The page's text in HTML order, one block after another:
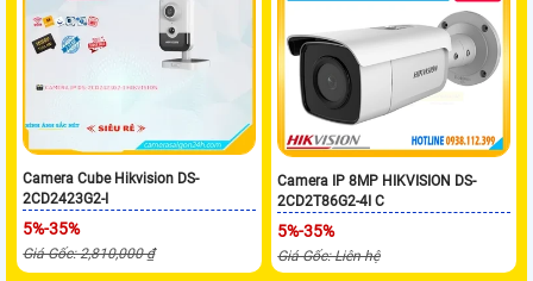
Camera Cube Hikvision DS-
2CD2423G2-I
5%-35%
Giá Gốc: 2,810,000 ₫
Camera IP 8MP HIKVISION DS-
2CD2T86G2-4I C
5%-35%
Giá Gốc: Liên hệ